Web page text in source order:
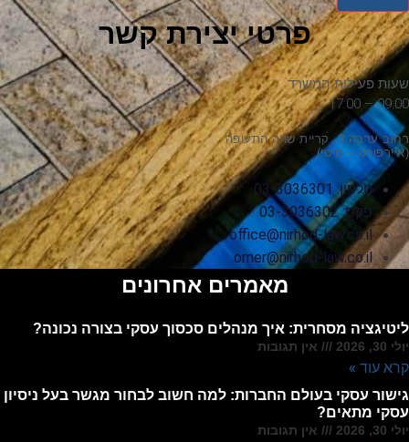
פרטי יצירת קשר
שעות פעילות המשרד
09:00 – 17:00
רחוב ערבה 3, קריית שדה התעופה
(איירפורט – סיטי)
טלפון: 03-3036301
פקס: 03-3036302
office@nirhod-law.co.il
omer@nirhod-law.co.il
מאמרים אחרונים
ליטיגציה מסחרית: איך מנהלים סכסוך עסקי בצורה נכונה?
יולי 30, 2026 אין תגובות
קרא עוד »
גישור עסקי בעולם החברות: למה חשוב לבחור מגשר בעל ניסיון
עסקי מתאים?
יולי 30, 2026 אין תגובות